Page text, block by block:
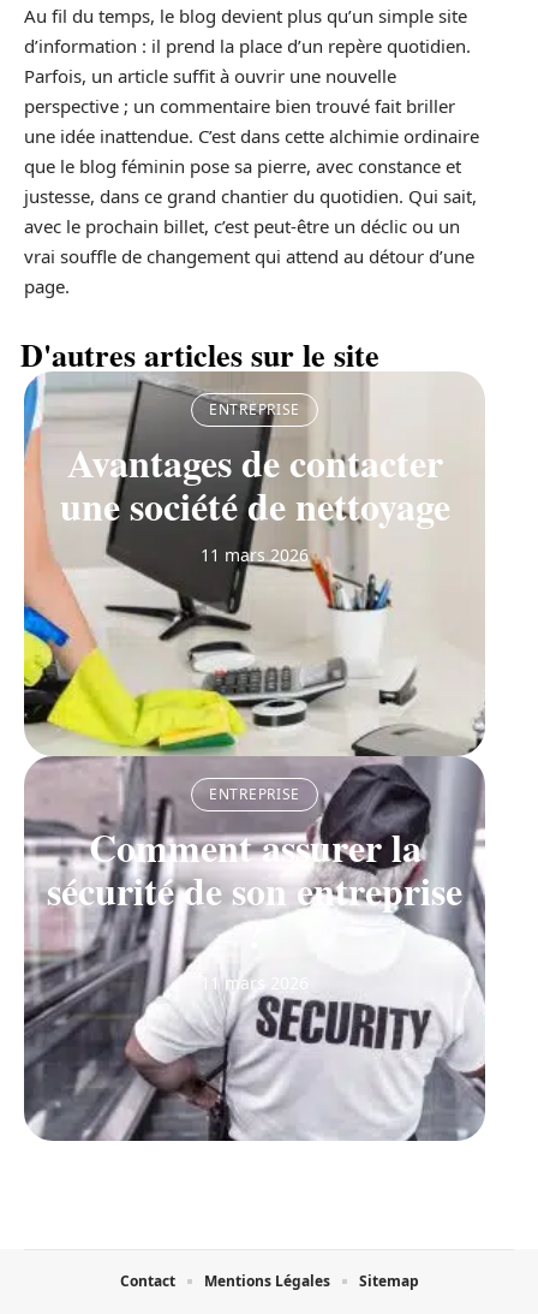
Au fil du temps, le blog devient plus qu’un simple site
d’information : il prend la place d’un repère quotidien.
Parfois, un article suffit à ouvrir une nouvelle
perspective ; un commentaire bien trouvé fait briller
une idée inattendue. C’est dans cette alchimie ordinaire
que le blog féminin pose sa pierre, avec constance et
justesse, dans ce grand chantier du quotidien. Qui sait,
avec le prochain billet, c’est peut-être un déclic ou un
vrai souffle de changement qui attend au détour d’une
page.
D'autres articles sur le site
ENTREPRISE
Avantages de contacter
une société de nettoyage
11 mars 2026
ENTREPRISE
Comment assurer la
sécurité de son entreprise
?
11 mars 2026
Contact Mentions Légales Sitemap